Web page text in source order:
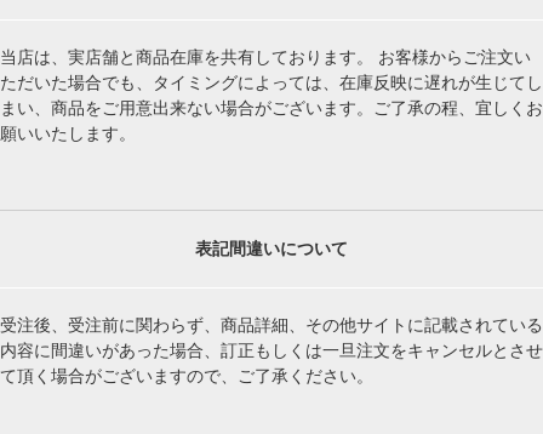
当店は、実店舗と商品在庫を共有しております。 お客様からご注文い
ただいた場合でも、タイミングによっては、在庫反映に遅れが生じてし
まい、商品をご用意出来ない場合がございます。ご了承の程、宜しくお
願いいたします。
表記間違いについて
受注後、受注前に関わらず、商品詳細、その他サイトに記載されている
内容に間違いがあった場合、訂正もしくは一旦注文をキャンセルとさせ
て頂く場合がございますので、ご了承ください。